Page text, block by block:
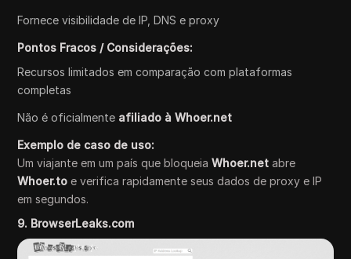
Fornece visibilidade de IP, DNS e proxy
Pontos Fracos / Considerações:
Recursos limitados em comparação com plataformas
completas
Não é oficialmente afiliado à Whoer.net
Exemplo de caso de uso:
Um viajante em um país que bloqueiaWhoer.net abre
Whoer.to e verifica rapidamente seus dados de proxy e IP
em segundos.
9. BrowserLeaks.com